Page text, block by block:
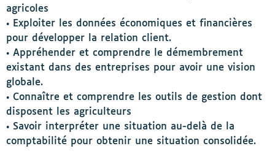
agricoles
• Exploiter les données économiques et financières
pour développer la relation client.
• Appréhender et comprendre le démembrement
existant dans des entreprises pour avoir une vision
globale.
• Connaître et comprendre les outils de gestion dont
disposent les agriculteurs
• Savoir interpréter une situation au-delà de la
comptabilité pour obtenir une situation consolidée.